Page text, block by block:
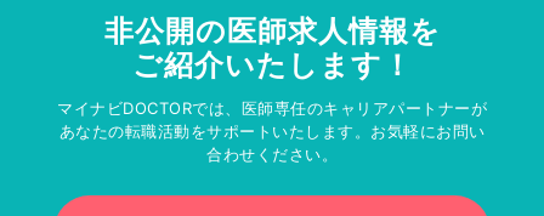
非公開の医師求人情報を
ご紹介いたします！
マイナビDOCTORでは、医師専任のキャリアパートナーが
あなたの転職活動をサポートいたします。お気軽にお問い
合わせください。